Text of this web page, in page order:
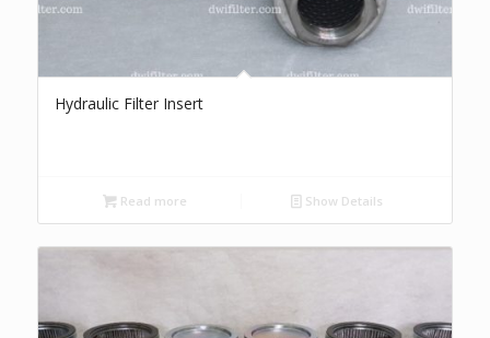
Hydraulic Filter Insert
Read more Show Details